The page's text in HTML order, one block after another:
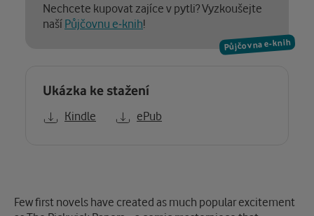
Půjčovna e-knih
Nechcete kupovat zajíce v pytli? Vyzkoušejte
našíPůjčovnu e-knih!
Ukázka ke stažení
Kindle ePub
Few first novels have created as much popular excitement